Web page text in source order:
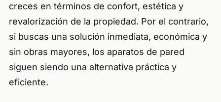
creces en términos de confort, estética y
revalorización de la propiedad. Por el contrario,
si buscas una solución inmediata, económica y
sin obras mayores, los aparatos de pared
siguen siendo una alternativa práctica y
eficiente.